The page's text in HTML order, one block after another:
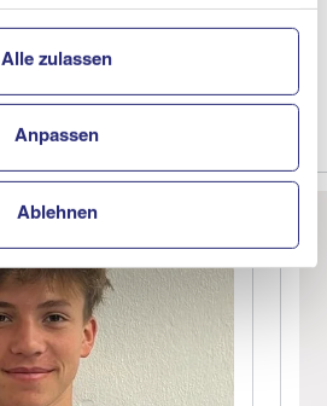
Alle zulassen
Anpassen
Ablehnen
Thalgau /
Tiefbunnauloipe
Faistenau